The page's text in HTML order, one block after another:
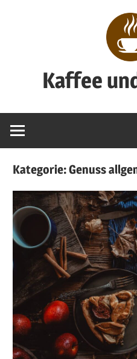
Kaffee
pur
Kategorie:Genuss